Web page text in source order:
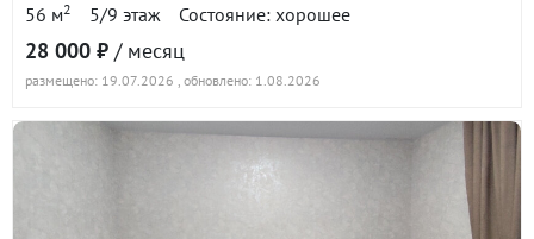
2-к квартира · 70 м² · 21/24 этаж
11 июля 2026
90 дн.
55 000
800 ₽/м²
56 м2 5/9 этаж Состояние: хорошее
28 000 ₽ / месяц
размещено: 19.07.2026 , обновлено: 1.08.2026